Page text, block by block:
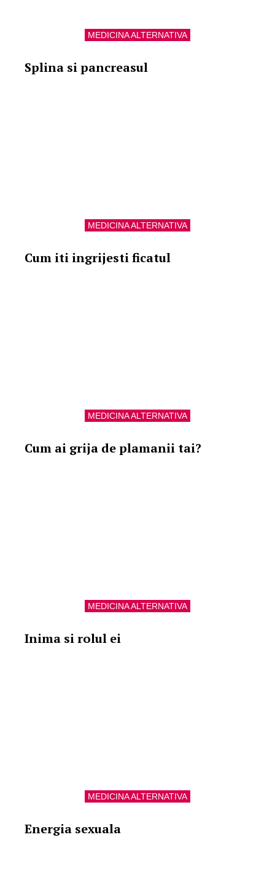
MEDICINA ALTERNATIVA
Splina si pancreasul
MEDICINA ALTERNATIVA
Cum iti ingrijesti ficatul
MEDICINA ALTERNATIVA
Cum ai grija de plamanii tai?
MEDICINA ALTERNATIVA
Inima si rolul ei
MEDICINA ALTERNATIVA
Energia sexuala